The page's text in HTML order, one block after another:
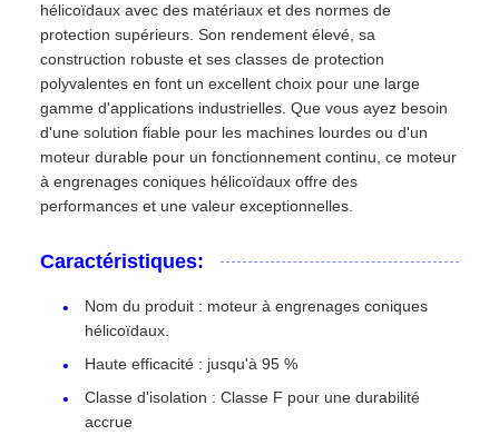
hélicoïdaux avec des matériaux et des normes de
protection supérieurs. Son rendement élevé, sa
construction robuste et ses classes de protection
polyvalentes en font un excellent choix pour une large
gamme d'applications industrielles. Que vous ayez besoin
d'une solution fiable pour les machines lourdes ou d'un
moteur durable pour un fonctionnement continu, ce moteur
à engrenages coniques hélicoïdaux offre des
performances et une valeur exceptionnelles.
Caractéristiques:
Nom du produit : moteur à engrenages coniques
hélicoïdaux.
Haute efficacité : jusqu'à 95 %
Classe d'isolation : Classe F pour une durabilité
accrue